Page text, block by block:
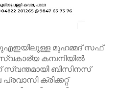
യുഎഇയിലുള്ള മുഹമ്മദ് സഫ്
കമ്പനിയില്‍
ബിസിനസ്
ക്രിക്കറ്റ്